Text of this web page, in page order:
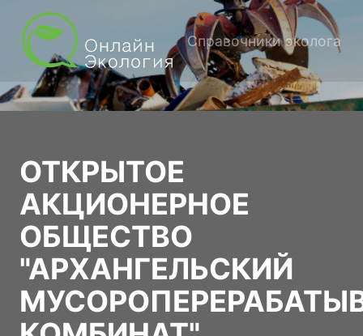
Справочники эколога
ОТКРЫТОЕ
АКЦИОНЕРНОЕ
ОБЩЕСТВО
"АРХАНГЕЛЬСКИЙ